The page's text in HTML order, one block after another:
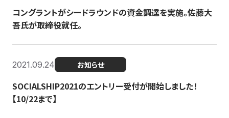
コングラントがシードラウンドの資金調達を実施。佐藤大
吾氏が取締役就任。
2021.09.24 お知らせ
SOCIALSHIP2021のエントリー受付が開始しました！
【10/22まで】